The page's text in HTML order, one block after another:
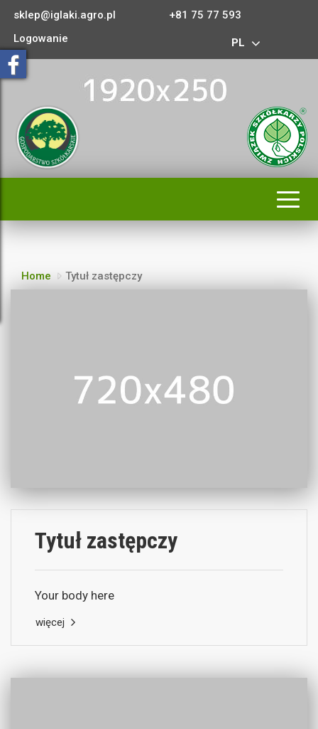
sklep@iglaki.agro.pl
+81 75 77 593
Logowanie
PL
Home Tytuł zastępczy
Tytuł zastępczy
Your body here
więcej